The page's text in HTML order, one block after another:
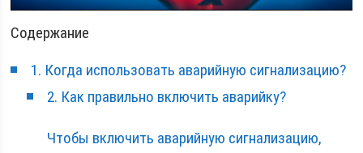
Содержание
1. Когда использовать аварийную сигнализацию?
2. Как правильно включить аварийку?
Чтобы включить аварийную сигнализацию,